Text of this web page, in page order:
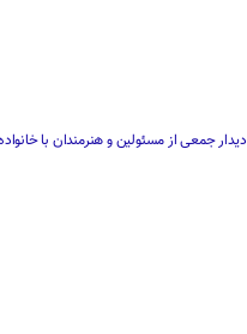
دیدار جمعی از مسئولین و هنرمندان با